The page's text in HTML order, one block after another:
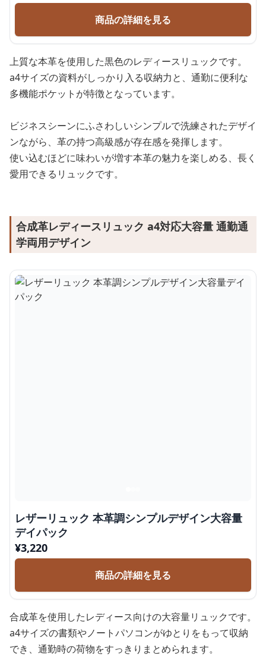
商品の詳細を見る
上質な本革を使用した黒色のレディースリュックです。
a4サイズの資料がしっかり入る収納力と、通勤に便利な
多機能ポケットが特徴となっています。
ビジネスシーンにふさわしいシンプルで洗練されたデザイ
ンながら、革の持つ高級感が存在感を発揮します。
使い込むほどに味わいが増す本革の魅力を楽しめる、長く
愛用できるリュックです。
合成革レディースリュック a4対応大容量 通勤通
学両用デザイン
レザーリュック 本革調シンプルデザイン大容量
デイパック
¥3,220
商品の詳細を見る
合成革を使用したレディース向けの大容量リュックです。
a4サイズの書類やノートパソコンがゆとりをもって収納
でき、通勤時の荷物をすっきりまとめられます。